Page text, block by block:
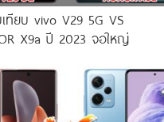
เทียบ vivo V29 5G VS
X9a ปี 2023 จอใหญ่